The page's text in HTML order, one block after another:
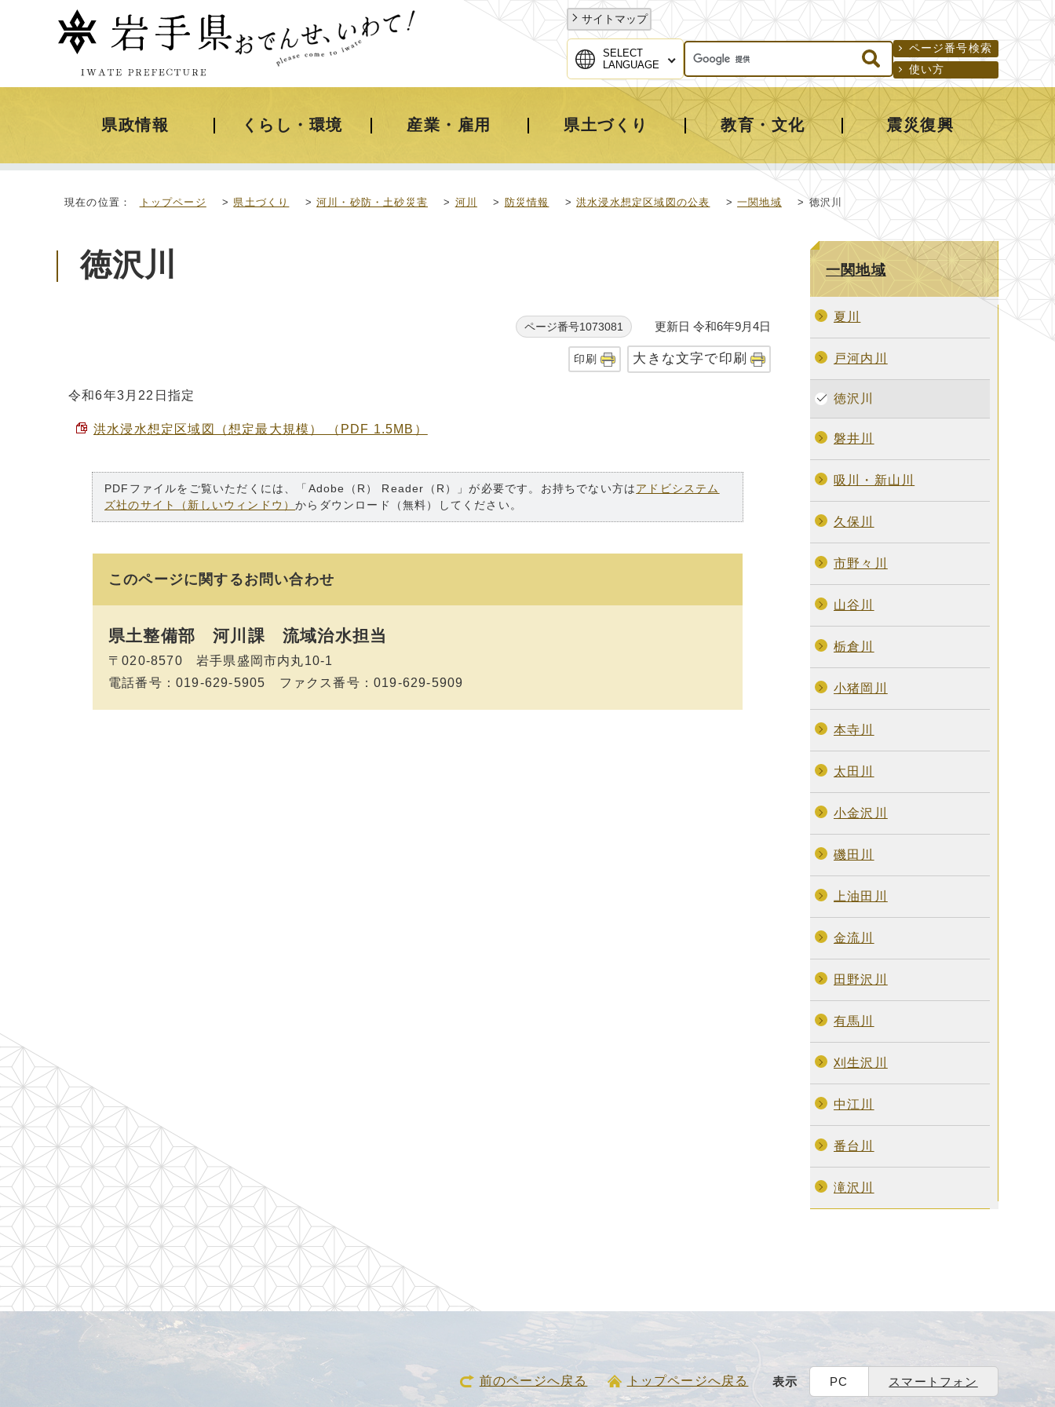
サイトマップ
SELECT
LANGUAGE
ページ番号検索
使い方
県政情報 くらし・環境 産業・雇用 県土づくり 教育・文化 震災復興
現在の位置： トップページ > 県土づくり >河川・砂防・土砂災害 > 河川 > 防災情報 >洪水浸水想定区域図の公表 >一関地域 > 徳沢川
徳沢川
ページ番号1073081 更新日 令和6年9月4日
印刷 大きな文字で印刷
令和6年3月22日指定
洪水浸水想定区域図（想定最大規模） （PDF 1.5MB）
PDFファイルをご覧いただくには、「Adobe（R） Reader（R）」が必要です。お持ちでない方はアドビシステム
ズ社のサイト（新しいウィンドウ）からダウンロード（無料）してください。
このページに関するお問い合わせ
県土整備部 河川課流域治水担当
〒020-8570 岩手県盛岡市内丸10-1
電話番号：019-629-5905 ファクス番号：019-629-5909
一関地域
夏川
戸河内川
徳沢川
磐井川
吸川・新山川
久保川
市野々川
山谷川
栃倉川
小猪岡川
本寺川
太田川
小金沢川
磯田川
上油田川
金流川
田野沢川
有馬川
刈生沢川
中江川
番台川
滝沢川
前のページへ戻る トップページへ戻る 表示 PC スマートフォン